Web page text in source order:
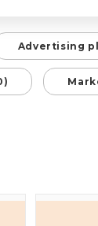
Advertising